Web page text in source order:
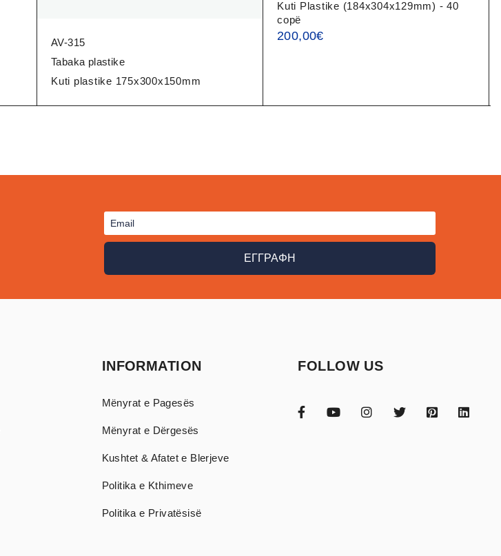
AV-315
Tabaka plastike
Kuti plastike 175x300x150mm
Kuti Plastike (184x304x129mm) - 40
copë
200,00€
ΕΓΓΡΑΦΗ
INFORMATION
Mënyrat e Pagesës
Mënyrat e Dërgesës
Kushtet & Afatet e Blerjeve
Politika e Kthimeve
Politika e Privatësisë
FOLLOW US